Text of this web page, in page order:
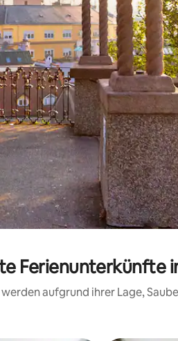
Ferienunterkünfte
aufgrund ihrer Lage,